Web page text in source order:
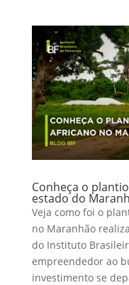
Conheça o
estado do
Veja como foi o
no Maranhão
do Instituto
empreendedor ao
investimento se